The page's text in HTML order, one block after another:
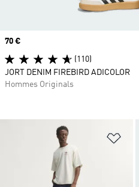
Prix
70 €
(110)
JORT DENIM FIREBIRD ADICOLOR
Hommes Originals